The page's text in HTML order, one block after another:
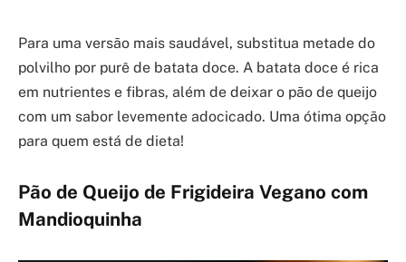
Para uma versão mais saudável, substitua metade do
polvilho por purê de batata doce. A batata doce é rica
em nutrientes e fibras, além de deixar o pão de queijo
com um sabor levemente adocicado. Uma ótima opção
para quem está de dieta!
Pão de Queijo de Frigideira Vegano com
Mandioquinha